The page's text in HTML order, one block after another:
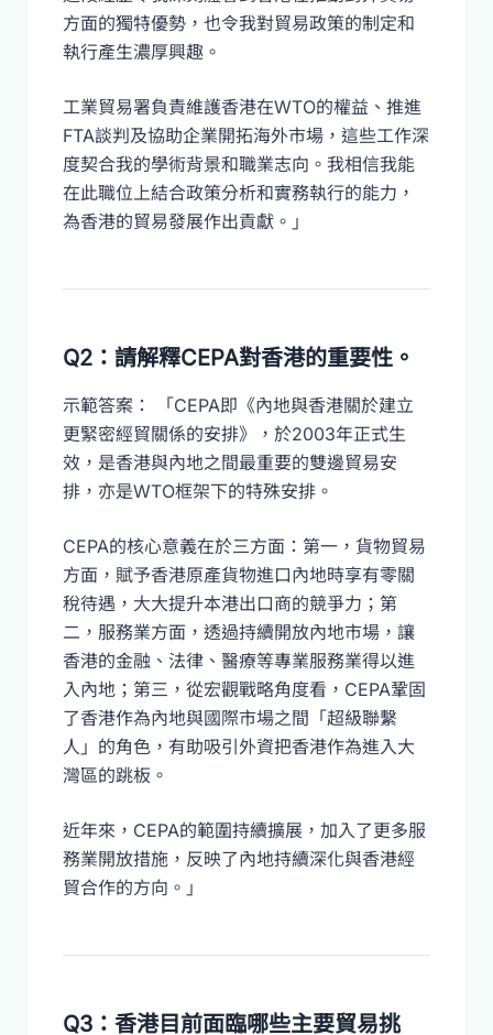
方面的獨特優勢，也令我對貿易政策的制定和
執行產生濃厚興趣。
工業貿易署負責維護香港在WTO的權益、推進
FTA談判及協助企業開拓海外市場，這些工作深
度契合我的學術背景和職業志向。我相信我能
在此職位上結合政策分析和實務執行的能力，
為香港的貿易發展作出貢獻。」
Q2：請解釋CEPA對香港的重要性。
示範答案： 「CEPA即《內地與香港關於建立
更緊密經貿關係的安排》，於2003年正式生
效，是香港與內地之間最重要的雙邊貿易安
排，亦是WTO框架下的特殊安排。
CEPA的核心意義在於三方面：第一，貨物貿易
方面，賦予香港原產貨物進口內地時享有零關
稅待遇，大大提升本港出口商的競爭力；第
二，服務業方面，透過持續開放內地市場，讓
香港的金融、法律、醫療等專業服務業得以進
入內地；第三，從宏觀戰略角度看，CEPA鞏固
了香港作為內地與國際市場之間「超級聯繫
人」的角色，有助吸引外資把香港作為進入大
灣區的跳板。
近年來，CEPA的範圍持續擴展，加入了更多服
務業開放措施，反映了內地持續深化與香港經
貿合作的方向。」
Q3：香港目前面臨哪些主要貿易挑